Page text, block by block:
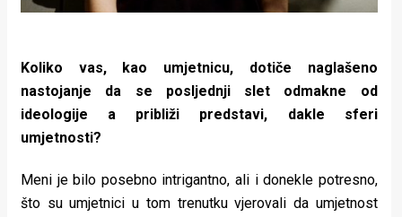
Koliko vas, kao umjetnicu, dotiče naglašeno
nastojanje da se posljednji slet odmakne od
ideologije a približi predstavi, dakle sferi
umjetnosti?
Meni je bilo posebno intrigantno, ali i donekle potresno,
što su umjetnici u tom trenutku vjerovali da umjetnost